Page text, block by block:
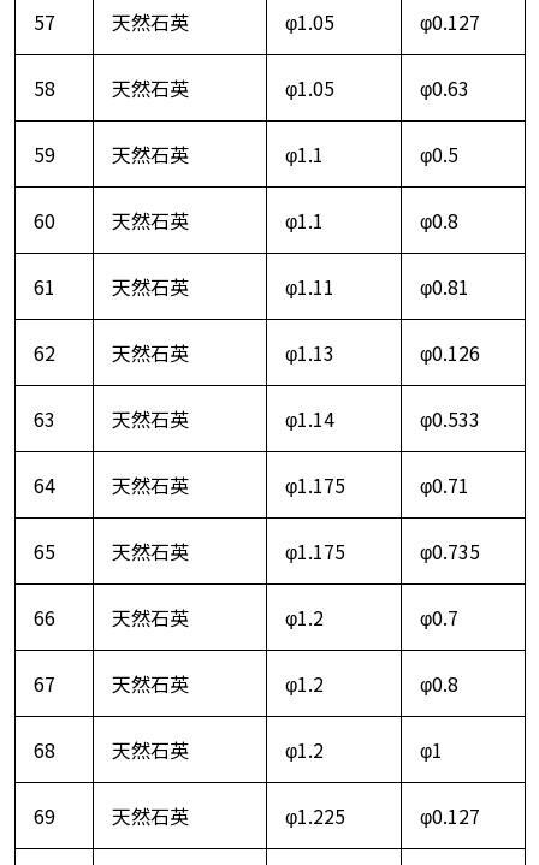
57 天然石英 φ1.05 φ0.127
58 天然石英 φ1.05 φ0.63
59 天然石英 φ1.1 φ0.5
60 天然石英 φ1.1 φ0.8
61 天然石英 φ1.11 φ0.81
62 天然石英 φ1.13 φ0.126
63 天然石英 φ1.14 φ0.533
64 天然石英 φ1.175 φ0.71
65 天然石英 φ1.175 φ0.735
66 天然石英 φ1.2 φ0.7
67 天然石英 φ1.2 φ0.8
68 天然石英 φ1.2 φ1
69 天然石英 φ1.225 φ0.127